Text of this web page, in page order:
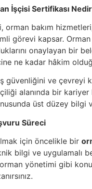
İşçisi Sertifikası
bakım
görevi kapsar.
onaylayan bir
ne kadar hâkim
güvenliğini ve çevreyi
alanında bir
üst düzey bilgi
Süreci
için öncelikle bir
bilgi ve uygulamalı
yönetimi gibi